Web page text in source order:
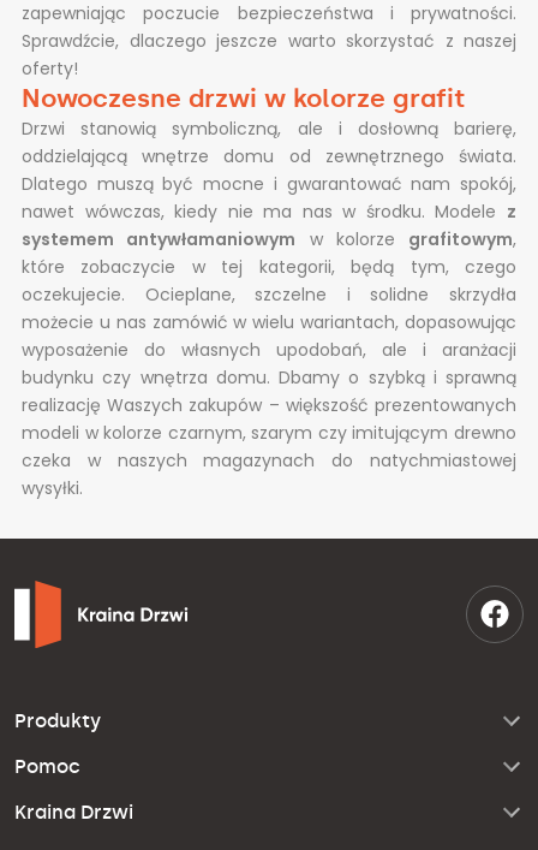
zapewniając poczucie bezpieczeństwa i prywatności.
Sprawdźcie, dlaczego jeszcze warto skorzystać z naszej
oferty!
Nowoczesne drzwi w kolorze grafit
Drzwi stanowią symboliczną, ale i dosłowną barierę,
oddzielającą wnętrze domu od zewnętrznego świata.
Dlatego muszą być mocne i gwarantować nam spokój,
nawet wówczas, kiedy nie ma nas w środku. Modele z
systemem antywłamaniowym w kolorze grafitowym,
które zobaczycie w tej kategorii, będą tym, czego
oczekujecie. Ocieplane, szczelne i solidne skrzydła
możecie u nas zamówić w wielu wariantach, dopasowując
wyposażenie do własnych upodobań, ale i aranżacji
budynku czy wnętrza domu. Dbamy o szybką i sprawną
realizację Waszych zakupów – większość prezentowanych
modeli w kolorze czarnym, szarym czy imitującym drewno
czeka w naszych magazynach do natychmiastowej
wysyłki.
Produkty
Pomoc
Kraina Drzwi